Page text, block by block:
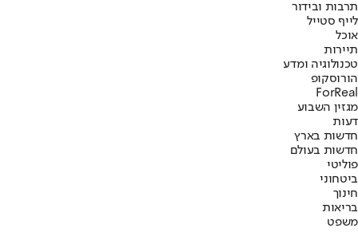
תרבות ובידור
לייף סטייל
אוכל
תיירות
טכנולוגיה ומדע
הורוסקופ
ForReal
מגזין השבוע
דעות
חדשות בארץ
חדשות בעולם
פוליטי
ביטחוני
חינוך
בריאות
משפט